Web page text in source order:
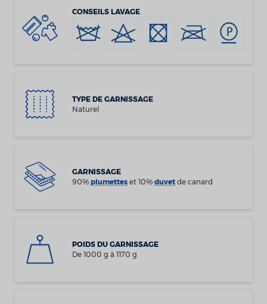
CONSEILS LAVAGE
TYPE DE GARNISSAGE
Naturel
GARNISSAGE
90% plumettes et 10% duvet de canard
POIDS DU GARNISSAGE
De 1000 g à 1170 g